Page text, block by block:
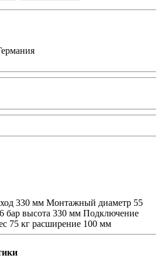
ход 330 мм Монтажный диаметр 55
бар высота 330 мм Подключение
75 кг расширение 100 мм